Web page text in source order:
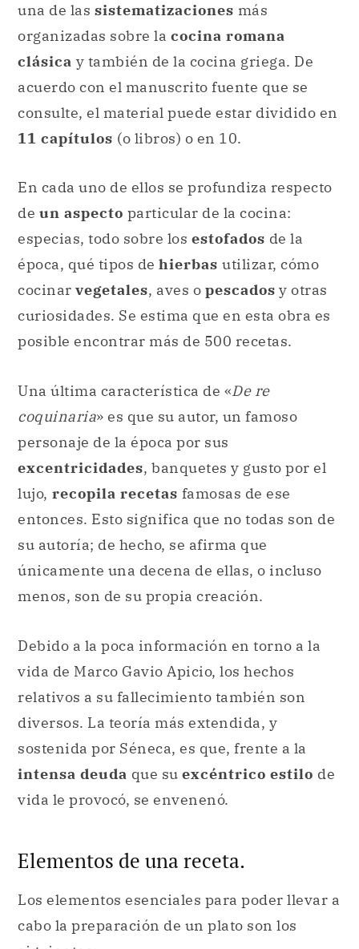
una de las sistematizaciones más
organizadas sobre la cocina romana
clásica y también de la cocina griega. De
acuerdo con el manuscrito fuente que se
consulte, el material puede estar dividido en
11 capítulos (o libros) o en 10.
En cada uno de ellos se profundiza respecto
de un aspecto particular de la cocina:
especias, todo sobre los estofados de la
época, qué tipos de hierbas utilizar, cómo
cocinar vegetales, aves o pescados y otras
curiosidades. Se estima que en esta obra es
posible encontrar más de 500 recetas.
Una última característica de «De re
coquinaria» es que su autor, un famoso
personaje de la época por sus
excentricidades, banquetes y gusto por el
lujo, recopila recetas famosas de ese
entonces. Esto significa que no todas son de
su autoría; de hecho, se afirma que
únicamente una decena de ellas, o incluso
menos, son de su propia creación.
Debido a la poca información en torno a la
vida de Marco Gavio Apicio, los hechos
relativos a su fallecimiento también son
diversos. La teoría más extendida, y
sostenida por Séneca, es que, frente a la
intensa deuda que su excéntrico estilo de
vida le provocó, se envenenó.
Elementos de una receta.
Los elementos esenciales para poder llevar a
cabo la preparación de un plato son los